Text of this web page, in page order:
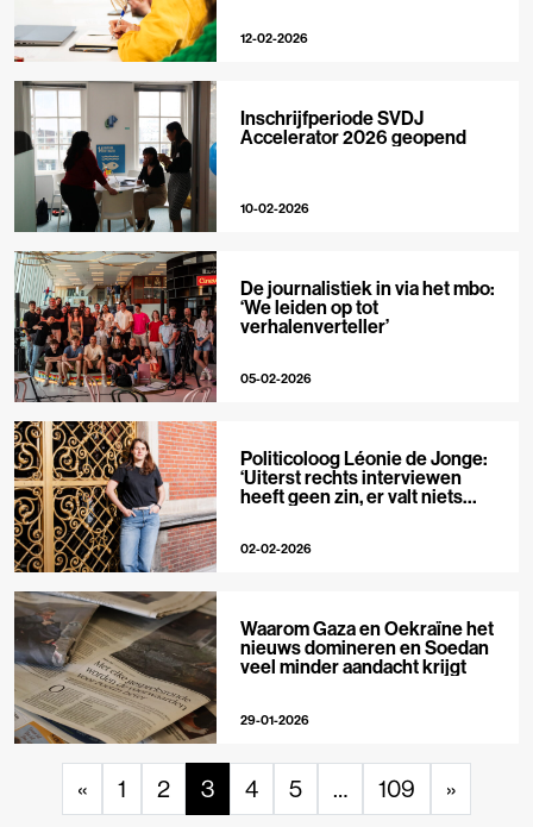
12-02-2026
Inschrijfperiode SVDJ
Accelerator 2026 geopend
10-02-2026
De journalistiek in via het mbo:
‘We leiden op tot
verhalenverteller’
05-02-2026
Politicoloog Léonie de Jonge:
‘Uiterst rechts interviewen
heeft geen zin, er valt niets
02-02-2026
Waarom Gaza en Oekraïne het
nieuws domineren en Soedan
veel minder aandacht krijgt
29-01-2026
« 1 2 3 4 5 … 109 »